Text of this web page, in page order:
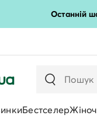
Останній
Бестселер